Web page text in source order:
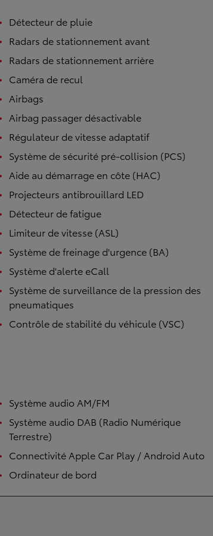
Détecteur de pluie
Radars de stationnement avant
Radars de stationnement arrière
Caméra de recul
Airbags
Airbag passager désactivable
Régulateur de vitesse adaptatif
Système de sécurité pré-collision (PCS)
Aide au démarrage en côte (HAC)
Projecteurs antibrouillard LED
Détecteur de fatigue
Limiteur de vitesse (ASL)
Système de freinage d'urgence (BA)
Système d'alerte eCall
Système de surveillance de la pression des
pneumatiques
Contrôle de stabilité du véhicule (VSC)
Système audio AM/FM
Système audio DAB (Radio Numérique
Terrestre)
Connectivité Apple Car Play / Android Auto
Ordinateur de bord